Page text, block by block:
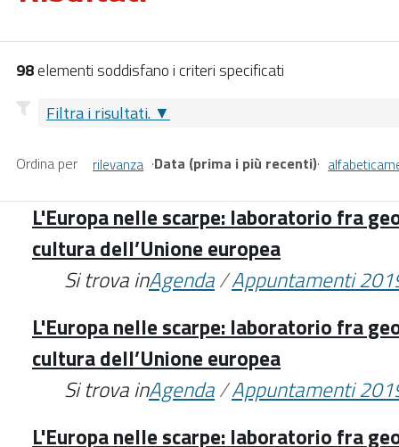
98elementi soddisfano i criteri specificati
Filtra i risultati.
Ordina per rilevanza ·Data (prima i più recenti)·
L'Europa nelle scarpe: laboratorio fra
cultura dell’Unione europea
Si trova inAgenda/Appuntamenti
L'Europa nelle scarpe: laboratorio fra
cultura dell’Unione europea
Si trova inAgenda/Appuntamenti
L'Europa nelle scarpe: laboratorio fra